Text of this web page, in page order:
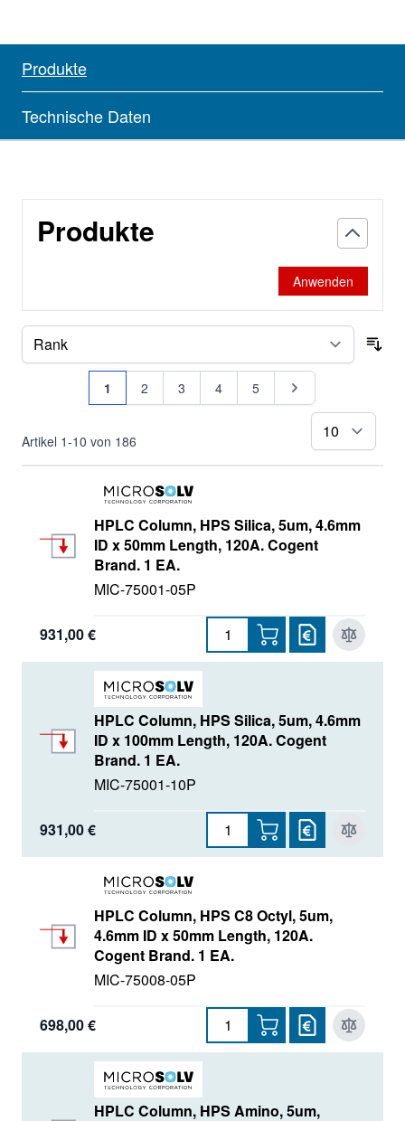
Produkte
Technische Daten
Produkte
Anwenden
Artikel 1-10 von 186
Seite
Sie lesen gerade Seite
1 Seite
2 Seite
3 Seite
4 Seite
5 Seite
HPLC Column, HPS Silica, 5um, 4.6mm
ID x 50mm Length, 120A. Cogent
Brand. 1 EA.
MIC-75001-05P
931,00 €
HPLC Column, HPS Silica, 5um, 4.6mm
ID x 100mm Length, 120A. Cogent
Brand. 1 EA.
MIC-75001-10P
931,00 €
HPLC Column, HPS C8 Octyl, 5um,
4.6mm ID x 50mm Length, 120A.
Cogent Brand. 1 EA.
MIC-75008-05P
698,00 €
HPLC Column, HPS Amino, 5um,